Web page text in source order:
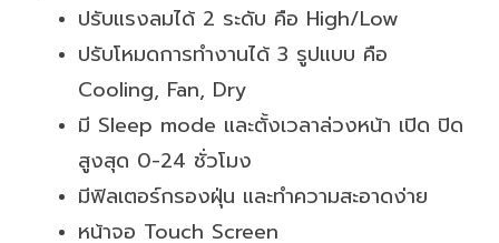
ปรับแรงลมได้ 2 ระดับ คือ High/Low
ปรับโหมดการทำงานได้ 3 รูปแบบ คือ
Cooling, Fan, Dry
มี Sleep mode และตั้งเวลาล่วงหน้า เปิด ปิด
สูงสุด 0-24 ชั่วโมง
มีฟิลเตอร์กรองฝุ่น และทำความสะอาดง่าย
หน้าจอ Touch Screen